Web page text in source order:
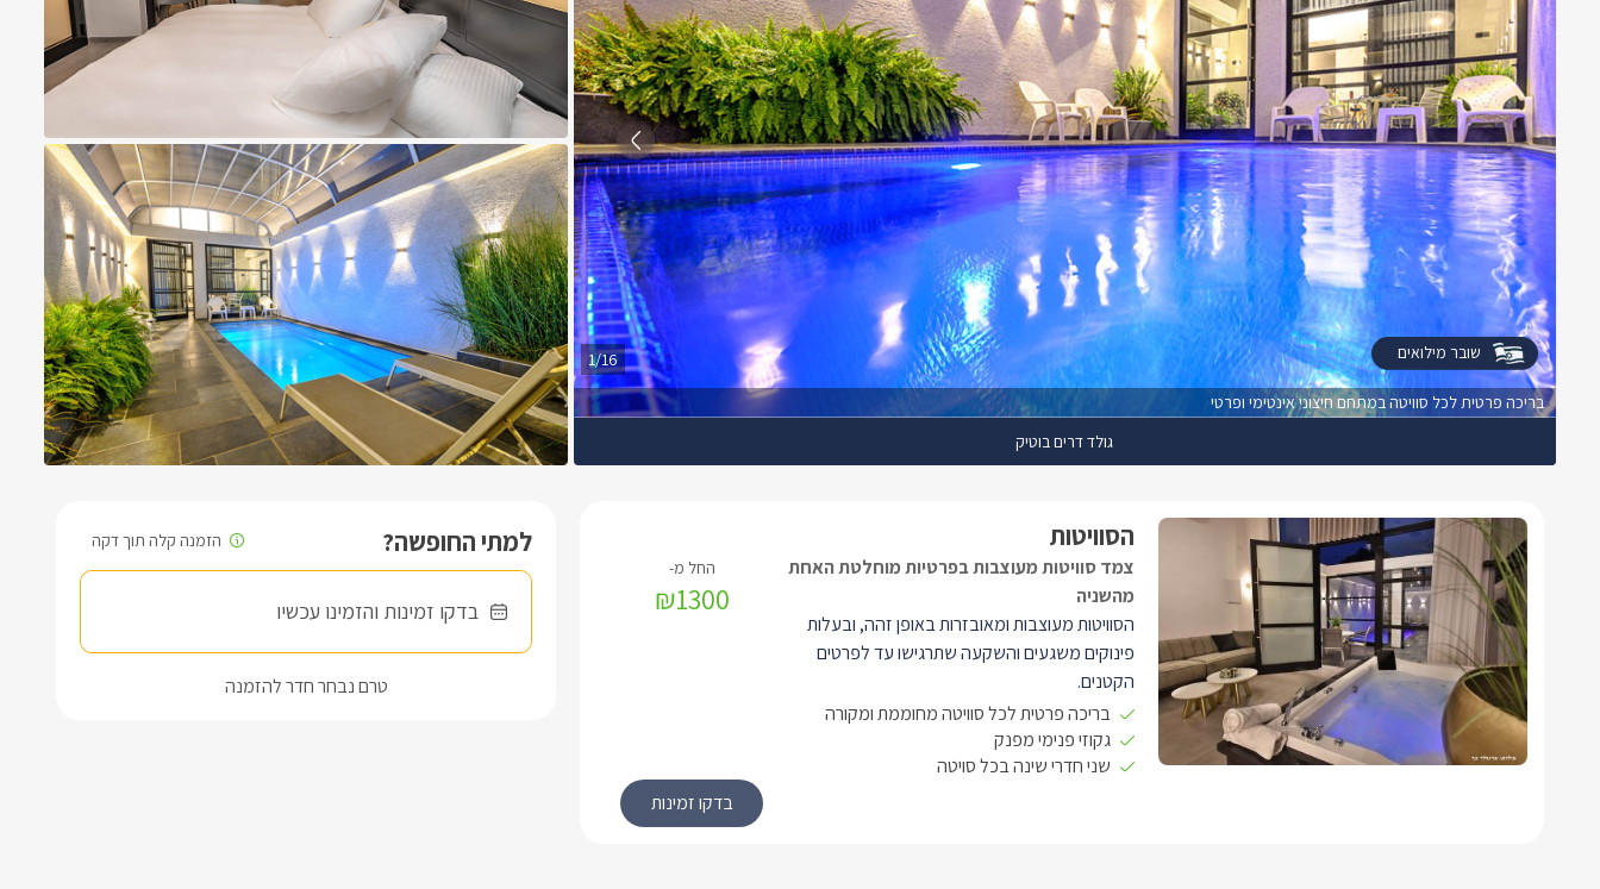
בריכה פרטית לכל סוויטה במתחם חיצוני אינטימי ופרטי
1/16
גולד דרים בוטיק
שובר מילואים
למתי החופשה?
בדקו זמינות והזמינו עכשיו
טרם נבחר חדר להזמנה
הסוויטות
צמד סוויטות מעוצבות בפרטיות מוחלטת האחת
מהשניה
הסוויטות מעוצבות ומאובזרות באופן זהה, ובעלות
פינוקים משגעים והשקעה שתרגישו עד לפרטים
הקטנים.
בכניסתכם אל כל אחת מהסוויטות המפנקות תפגשו
בסלון ישיבה רחב ונוח, העשוי מבד קטיפתי בצבע
אפור, למולו ניצב ג'קוזי פנימי מרובע ומפנק ולצידו
בריכה פרטית לכל סוויטה מחוממת ומקורה
גקוזי פנימי מפנק
שני חדרי שינה בכל סויטה
₪1300